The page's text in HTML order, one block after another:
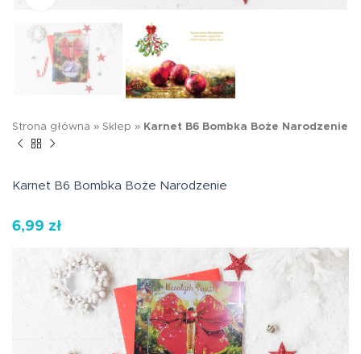
Strona główna » Sklep » Karnet B6 Bombka Boże Narodzenie
Karnet B6 Bombka Boże Narodzenie
6,99 zł